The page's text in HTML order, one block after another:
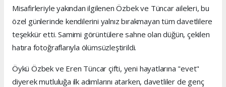
Misafirleriyle yakından ilgilenen Özbek ve Tüncar aileleri, bu
özel günlerinde kendilerini yalnız bırakmayan tüm davetlilere
teşekkür etti. Samimi görüntülere sahne olan düğün, çekilen
hatıra fotoğraflarıyla ölümsüzleştirildi.
Öykü Özbek ve Eren Tüncar çifti, yeni hayatlarına "evet"
diyerek mutluluğa ilk adımlarını atarken, davetliler de genç